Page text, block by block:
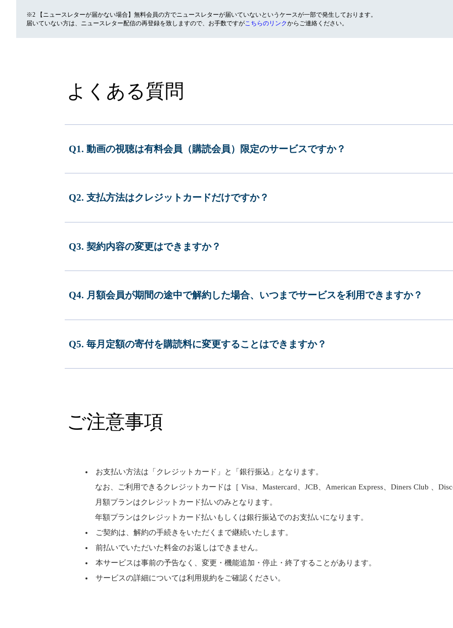
※2 【ニュースレターが届かない場合】無料会員の方でニュースレターが届いていないというケースが一部で発生しております。
届いていない方は、ニュースレター配信の再登録を致しますので、お手数ですがこちらのリンクからご連絡ください。
よくある質問
Q1. 動画の視聴は有料会員（購読会員）限定のサービスですか？
Q2. 支払方法はクレジットカードだけですか？
Q3. 契約内容の変更はできますか？
Q4. 月額会員が期間の途中で解約した場合、いつまでサービスを利用できますか？
Q5. 毎月定額の寄付を購読料に変更することはできますか？
ご注意事項
お支払い方法は「クレジットカード」と「銀行振込」となります。
なお、ご利用できるクレジットカードは［ Visa、Mastercard、JCB、American Express、Diners Club 、
月額プランはクレジットカード払いのみとなります。
年額プランはクレジットカード払いもしくは銀行振込でのお支払いになります。
ご契約は、解約の手続きをいただくまで継続いたします。
前払いでいただいた料金のお返しはできません。
本サービスは事前の予告なく、変更・機能追加・停止・終了することがあります。
サービスの詳細については利用規約をご確認ください。